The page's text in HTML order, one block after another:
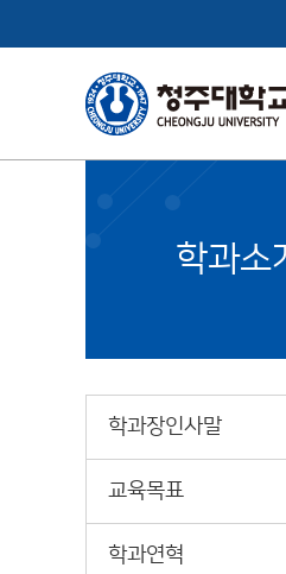
College
&
학과소
학과장인사말
교육목표
학과연혁